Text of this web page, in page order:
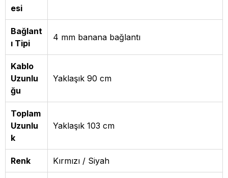
esi
Bağlant
ı Tipi
4 mm banana bağlantı
Kablo
Uzunlu
ğu
Yaklaşık 90 cm
Toplam
Uzunlu
k
Yaklaşık 103 cm
Renk Kırmızı / Siyah